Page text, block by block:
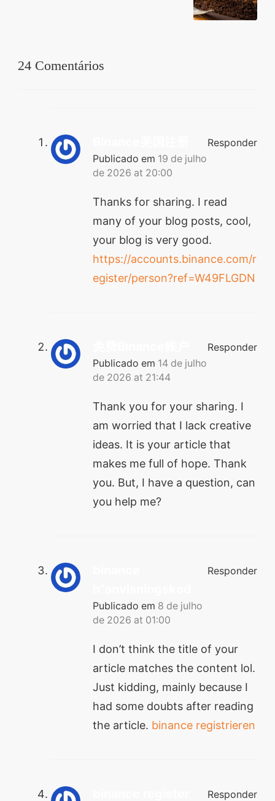
24 Comentários
Publicado em 19 de julho
de 2026 at 20:00
Responder
Thanks for sharing. I read
many of your blog posts, cool,
your blog is very good.
https://accounts.binance.com/r
egister/person?ref=W49FLGDN
Publicado em 14 de julho
de 2026 at 21:44
Responder
Thank you for your sharing. I
am worried that I lack creative
ideas. It is your article that
makes me full of hope. Thank
you. But, I have a question, can
you help me?
Publicado em 8 de julho
de 2026 at 01:00
Responder
I don’t think the title of your
article matches the content lol.
Just kidding, mainly because I
had some doubts after reading
the article. binance registrieren
Responder